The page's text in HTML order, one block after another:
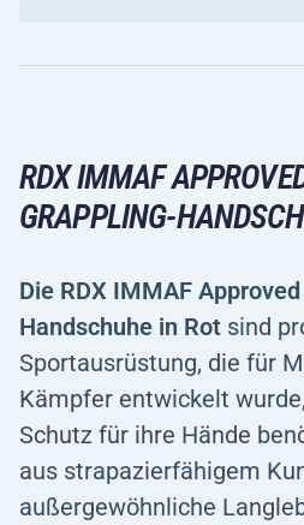
RDX IMMAF
GRAPPLING-
Die RDX IMMAF
Handschuhe in Rot sind
Sportausrüstung, die für
Kämpfer entwickelt
Schutz für ihre Hände
aus strapazierfähigem
außergewöhnliche